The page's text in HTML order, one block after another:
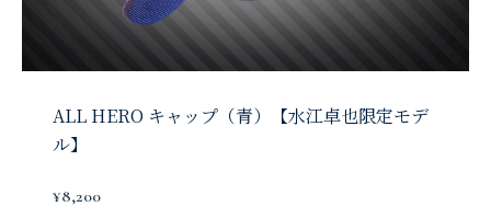
ALL HERO キャップ（青）【水江卓也限定モデ
ル】
¥8,200